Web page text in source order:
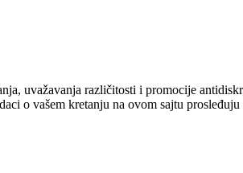
uvažavanja različitosti i promocije
o vašem kretanju na ovom sajtu